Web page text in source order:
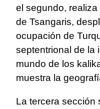
el segundo,
de Tsangaris,
ocupación de
septentrional de la
mundo de los
muestra la
La tercera sección